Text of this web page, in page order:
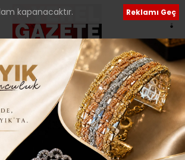
kapanacaktır. Reklamı Geç